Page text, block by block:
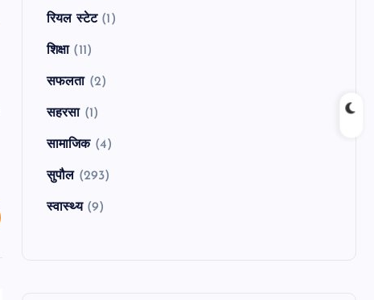
रियल स्टेट(1)
शिक्षा(11)
सफलता(2)
सहरसा(1)
सामाजिक(4)
सुपौल(293)
स्वास्थ्य(9)